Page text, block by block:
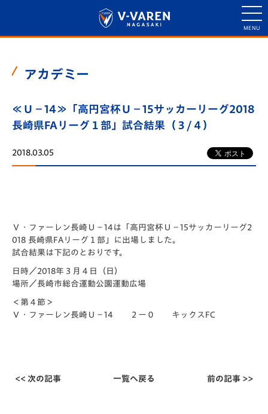
アカデミー
≪Ｕ－14≫「高円宮杯Ｕ－15サッカーリーグ2018
長崎県FAリーグ１部」試合結果（３/４）
2018.03.05
Ｖ・ファーレン長崎Ｕ－14は「高円宮杯Ｕ－15サッカーリーグ2
018 長崎県FAリーグ１部」に出場しました。
試合結果は下記のとおりです。
日時／2018年３月４日（日）
場所／長崎市総合運動公園運動広場
＜第４節＞
Ｖ・ファーレン長崎Ｕ－14 ２ー０ キックスFC
<< 次の記事 一覧へ戻る 前の記事 >>